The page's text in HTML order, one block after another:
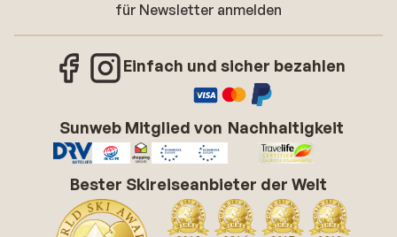
für Newsletter anmelden
Einfach und sicher bezahlen
Sunweb Mitglied von Nachhaltigkeit
Bester Skireiseanbieter der Welt